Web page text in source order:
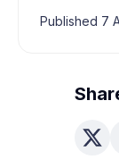
Published 7